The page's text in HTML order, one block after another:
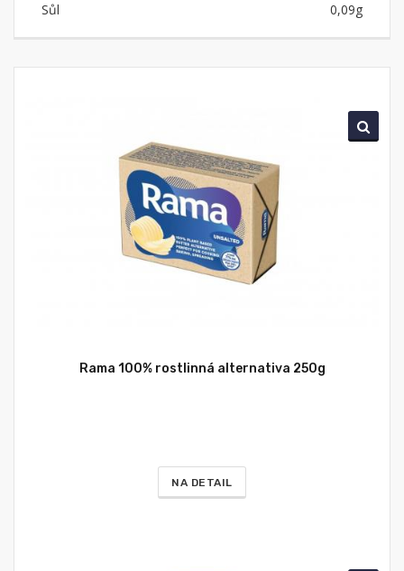
Sůl
0,09g
Rama 100% rostlinná alternativa 250g
NA DETAIL